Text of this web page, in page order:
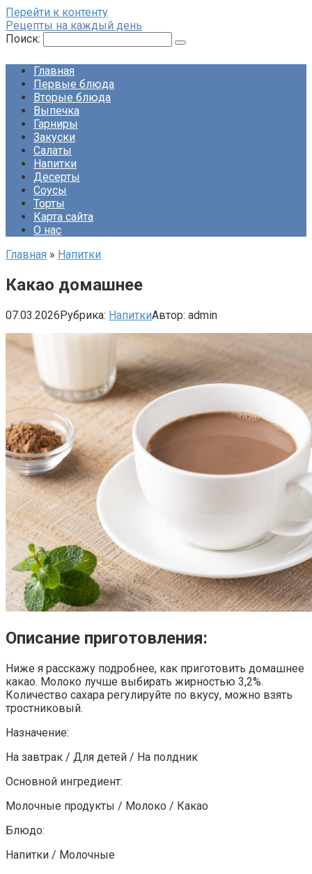
Перейти к контенту
Рецепты на каждый день
Поиск:
Главная
Первые блюда
Вторые блюда
Выпечка
Гарниры
Закуски
Салаты
Напитки
Десерты
Соусы
Торты
Карта сайта
О нас
Главная » Напитки
Какао домашнее
07.03.2026Рубрика: НапиткиАвтор: admin
Описание приготовления:
Ниже я расскажу подробнее, как приготовить домашнее
какао. Молоко лучше выбирать жирностью 3,2%.
Количество сахара регулируйте по вкусу, можно взять
тростниковый.
Назначение:
На завтрак / Для детей / На полдник
Основной ингредиент:
Молочные продукты / Молоко / Какао
Блюдо:
Напитки / Молочные